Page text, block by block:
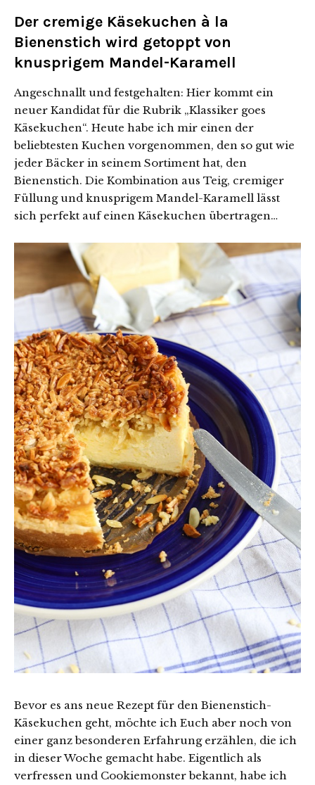
Der cremige Käsekuchen à la
Bienenstich wird getoppt von
knusprigem Mandel-Karamell
Angeschnallt und festgehalten: Hier kommt ein
neuer Kandidat für die Rubrik „Klassiker goes
Käsekuchen“. Heute habe ich mir einen der
beliebtesten Kuchen vorgenommen, den so gut wie
jeder Bäcker in seinem Sortiment hat, den
Bienenstich. Die Kombination aus Teig, cremiger
Füllung und knusprigem Mandel-Karamell lässt
sich perfekt auf einen Käsekuchen übertragen…
Bevor es ans neue Rezept für den Bienenstich-
Käsekuchen geht, möchte ich Euch aber noch von
einer ganz besonderen Erfahrung erzählen, die ich
in dieser Woche gemacht habe. Eigentlich als
verfressen und Cookiemonster bekannt, habe ich